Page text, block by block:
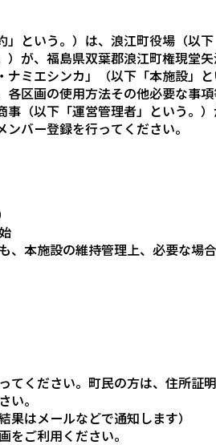
」という。）は、浪江町役場（以
）が、福島県双葉郡浪江町権現堂
ナミエシンカ」（以下「本施設」
区画の使用方法その他必要な事項
事（以下「運営管理者」という。
バー登録を行ってください。
、本施設の維持管理上、必要な場
てください。町民の方は、住所証
い。
果はメールなどで通知します）
をご利用ください。